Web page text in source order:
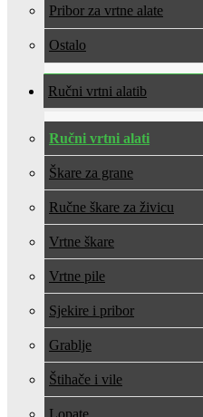
Pribor za vrtne alate
Ostalo
Ručni vrtni alati
Ručni vrtni alati
Škare za grane
Ručne škare za živicu
Vrtne škare
Vrtne pile
Sjekire i pribor
Grablje
Štihače i vile
Lopate